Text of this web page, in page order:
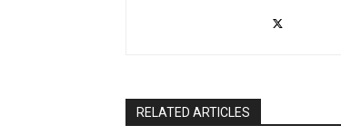
RELATED ARTICLES